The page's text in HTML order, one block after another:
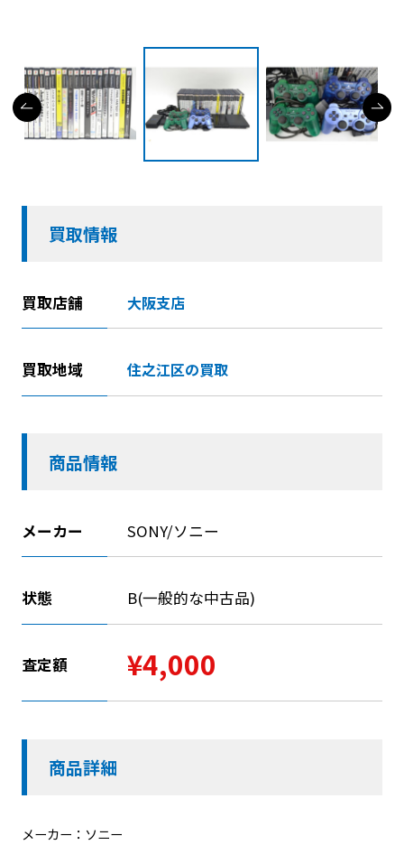
買取情報
買取店舗 大阪支店
買取地域 住之江区の買取
商品情報
メーカー SONY/ソニー
状態 B(一般的な中古品)
査定額 ¥4,000
商品詳細
メーカー：ソニー